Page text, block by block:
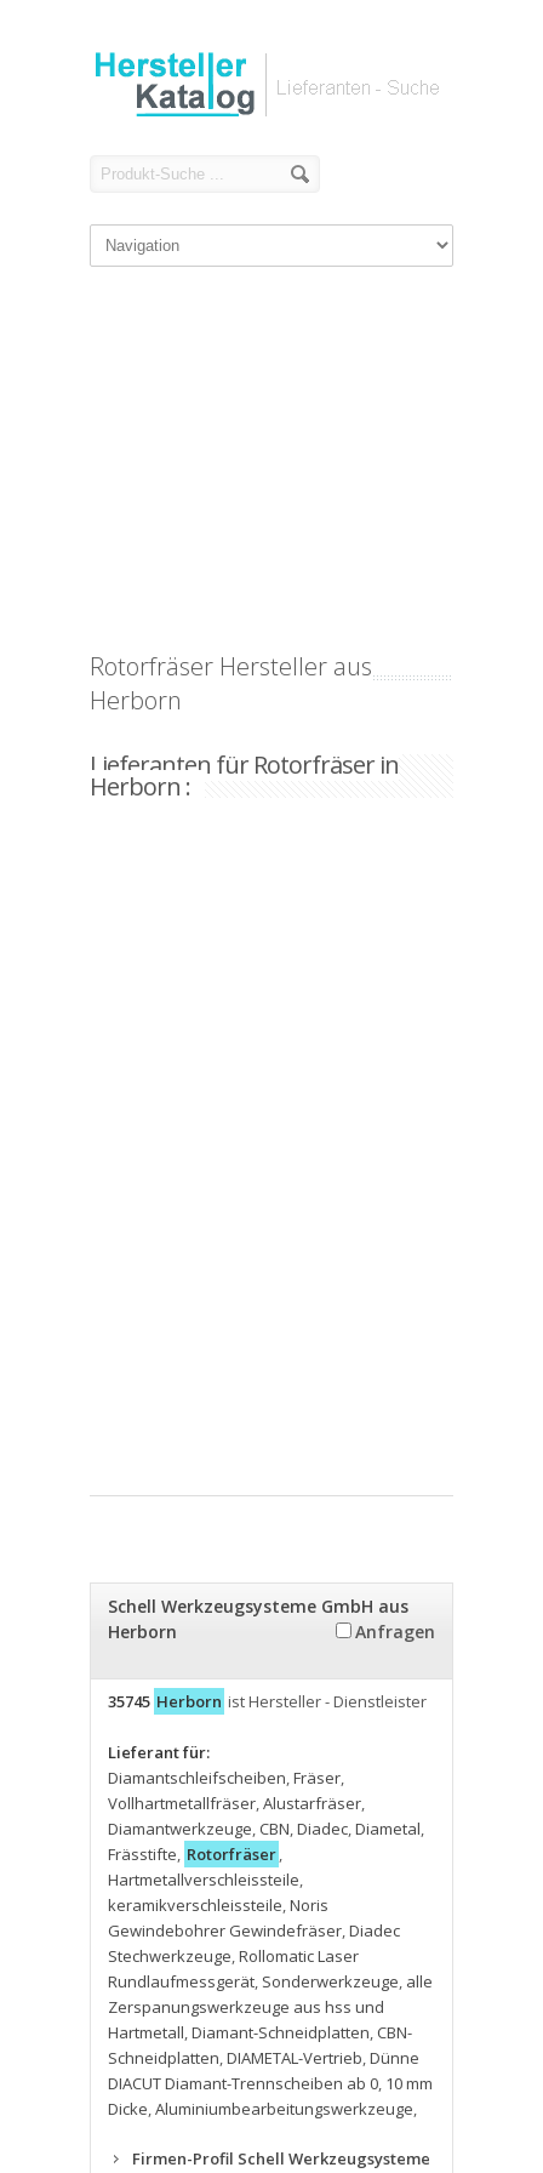
Rotorfräser Hersteller aus
Herborn
Lieferanten für Rotorfräser in
Herborn :
Schell Werkzeugsysteme GmbH aus
Herborn
Anfragen
35745 Herborn ist Hersteller - Dienstleister
Lieferant für:
Diamantschleifscheiben,Fräser,
Vollhartmetallfräser,Alustarfräser,
Diamantwerkzeuge, CBN,Diadec,Diametal,
Frässtifte, Rotorfräser,
Hartmetallverschleissteile,
keramikverschleissteile,Noris
Gewindebohrer Gewindefräser,Diadec
Stechwerkzeuge,Rollomatic Laser
Rundlaufmessgerät, Sonderwerkzeuge, alle
Zerspanungswerkzeuge aus hss und
Hartmetall,Diamant-Schneidplatten, CBN-
Schneidplatten,DIAMETAL-Vertrieb,Dünne
DIACUT Diamant-Trennscheiben ab 0, 10 mm
Dicke,Aluminiumbearbeitungswerkzeuge,
Firmen-Profil Schell Werkzeugsysteme